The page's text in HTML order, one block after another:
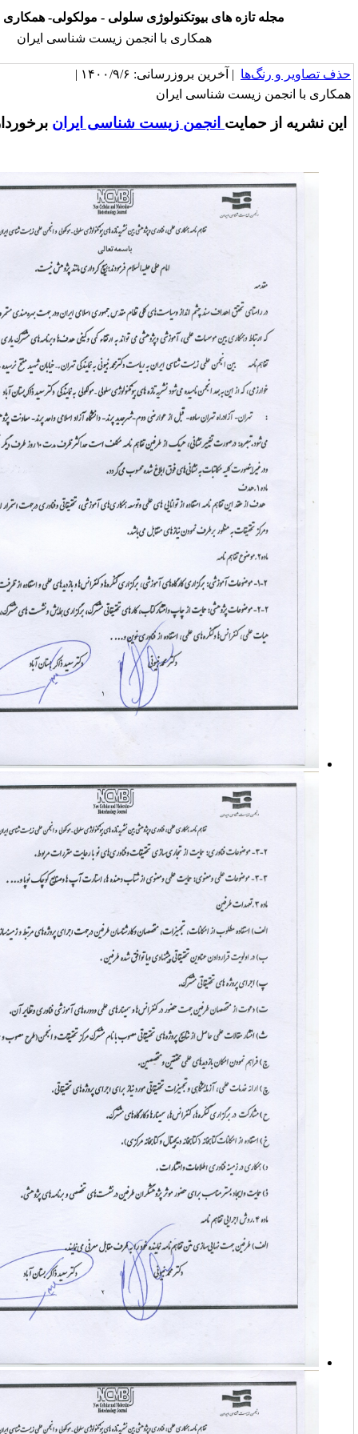
های بیوتکنولوژی سلولی - مولکولی- همکاری با انجمن ها
همکاری با انجمن زیست شناسی ایران
بروزرسانی: ۱۴۰۰/۹/۶ |
شناسی ایران
انجمن زیست شناسی ایران برخوردار می‌باشد .